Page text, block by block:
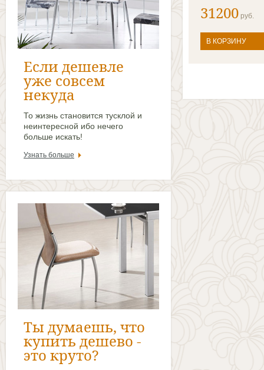
Если дешевле
уже совсем
некуда
То жизнь становится тусклой и
неинтересной ибо нечего
больше искать!
Узнать больше
Ты думаешь, что
купить дешево -
это круто?
31200 руб.
В КОРЗИНУ